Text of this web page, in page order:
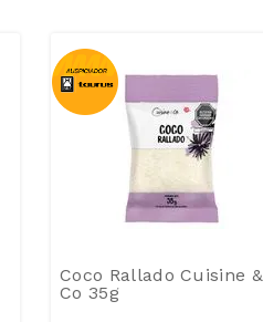
Coco Rallado Cuisine &
Co 35g